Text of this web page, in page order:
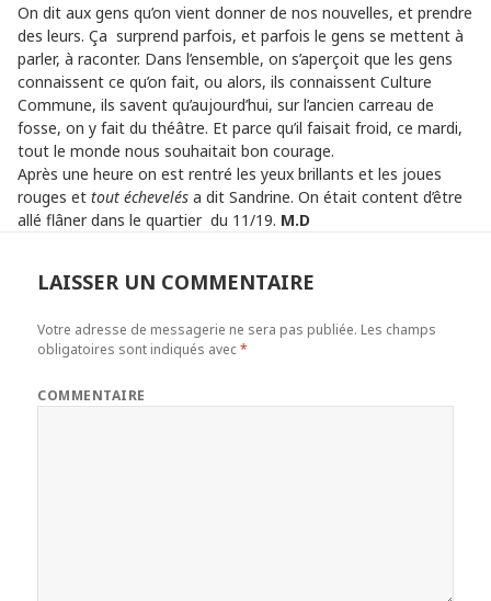
On dit aux gens qu’on vient donner de nos nouvelles, et prendre
des leurs. Ça surprend parfois, et parfois le gens se mettent à
parler, à raconter. Dans l’ensemble, on s’aperçoit que les gens
connaissent ce qu’on fait, ou alors, ils connaissent Culture
Commune, ils savent qu’aujourd’hui, sur l’ancien carreau de
fosse, on y fait du théâtre. Et parce qu’il faisait froid, ce mardi,
tout le monde nous souhaitait bon courage.
Après une heure on est rentré les yeux brillants et les joues
rouges et tout échevelésa dit Sandrine. On était content d’être
allé flâner dans le quartier du 11/19. M.D
LAISSER UN COMMENTAIRE
Votre adresse de messagerie ne sera pas publiée. Les champs
obligatoires sont indiqués avec*
COMMENTAIRE